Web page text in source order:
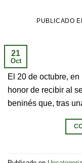
PUBLICADO
21
Oct
El 20 de octubre,
honor de recibir al
beninés que, tras